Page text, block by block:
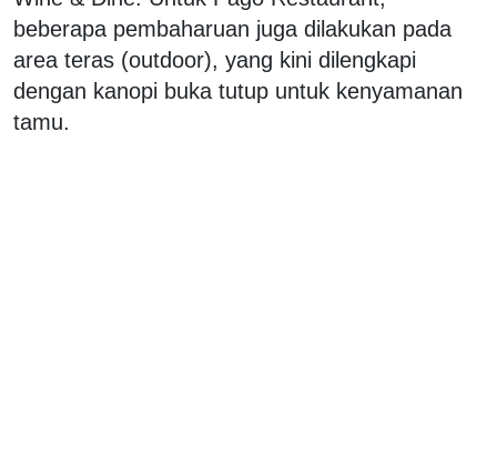
beberapa pembaharuan juga dilakukan pada
area teras (outdoor), yang kini dilengkapi
dengan kanopi buka tutup untuk kenyamanan
tamu.